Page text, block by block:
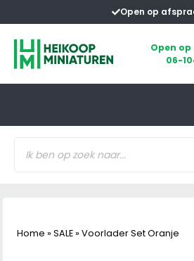
naar
inhoud
Open op
Open
06-
zoeken
Home » SALE» Voorlader Set Oranje